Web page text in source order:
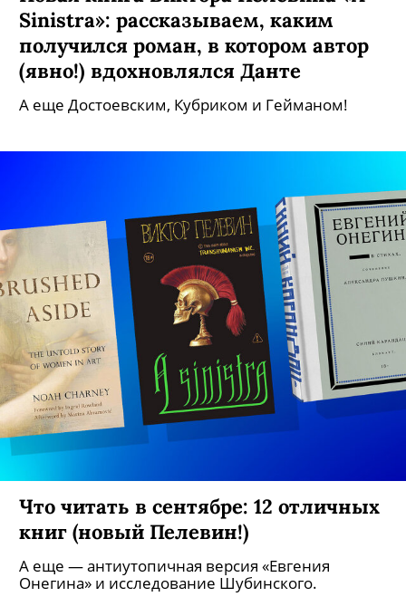
Sinistra»: рассказываем, каким
получился роман, в котором автор
(явно!) вдохновлялся Данте
А еще Достоевским, Кубриком и Гейманом!
Что читать в сентябре: 12 отличных
книг (новый Пелевин!)
А еще — антиутопичная версия «Евгения
Онегина» и исследование Шубинского.